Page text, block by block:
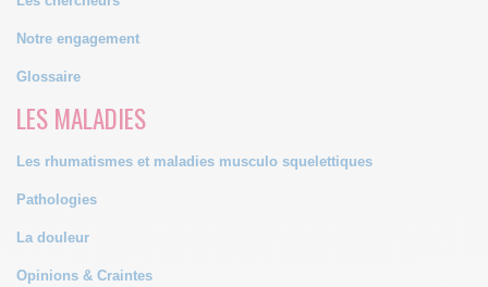
Notre engagement
Glossaire
LES MALADIES
Les rhumatismes et maladies musculo squelettiques
Pathologies
La douleur
Opinions & Craintes